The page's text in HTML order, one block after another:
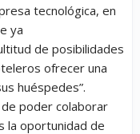
tecnológica, en
ya
de posibilidades
ofrecer una
huéspedes”.
poder colaborar
la oportunidad de